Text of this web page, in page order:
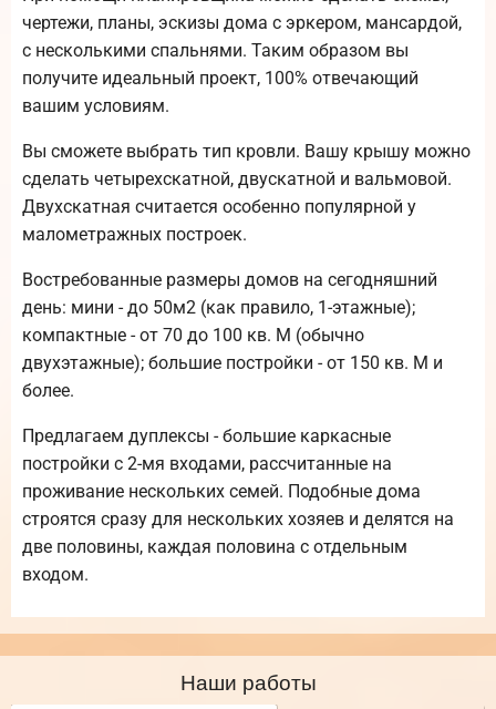
чертежи, планы, эскизы дома с эркером, мансардой,
с несколькими спальнями. Таким образом вы
получите идеальный проект, 100% отвечающий
вашим условиям.
Вы сможете выбрать тип кровли. Вашу крышу можно
сделать четырехскатной, двускатной и вальмовой.
Двухскатная считается особенно популярной у
малометражных построек.
Востребованные размеры домов на сегодняшний
день: мини - до 50м2 (как правило, 1-этажные);
компактные - от 70 до 100 кв. М (обычно
двухэтажные); большие постройки - от 150 кв. М и
более.
Предлагаем дуплексы - большие каркасные
постройки с 2-мя входами, рассчитанные на
проживание нескольких семей. Подобные дома
строятся сразу для нескольких хозяев и делятся на
две половины, каждая половина с отдельным
входом.
Наши работы